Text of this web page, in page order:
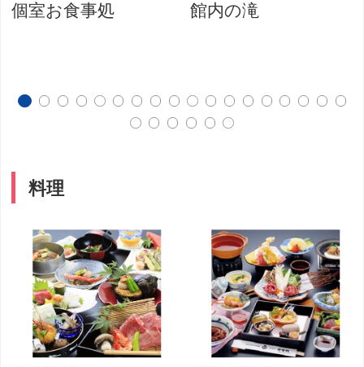
個室お食事処 館内の滝
料理